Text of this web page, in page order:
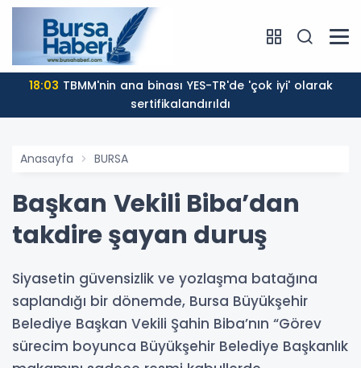
18:03
sertifikalandırıldı
Anasayfa BURSA
Başkan Vekili Biba’dan
takdire şayan duruş
Siyasetin güvensizlik ve yozlaşma batağına
saplandığı bir dönemde, Bursa Büyükşehir
Belediye Başkan Vekili Şahin Biba’nın “Görev
sürecim boyunca Büyükşehir Belediye Başkanlık